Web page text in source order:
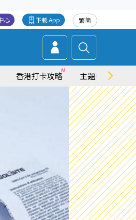
繁简
下載 App
心
香港打卡攻略 主題特集